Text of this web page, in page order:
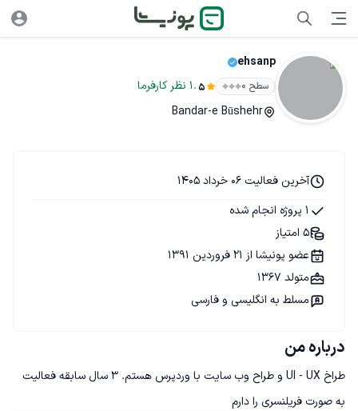
ehsanp
سطح ۰ 5
.
1 نظر کارفرما
Bandar-e Būshehr
درباره من
طراخ UI - UX و طراح وب سایت با وردپرس هستم. 3 سال سابقه فعالیت
به صورت فریلنسری را دارم
آخرین فعالیت 06 خرداد 1405
1 پروژه انجام شده
5 امتیاز
عضو پونیشا از 21 فروردین 1391
متولد 1367
مسلط به انگلیسی و فارسی